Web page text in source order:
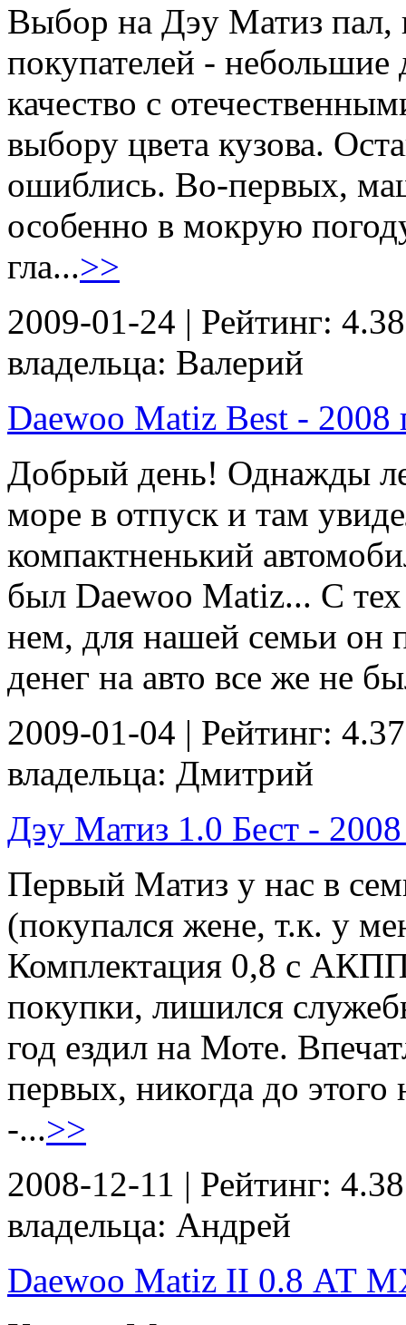
Выбор на Дэу Матиз пал,
покупателей - небольшие
качество с
выбору цвета кузова.
ошиблись. Во-первых,
особенно в мокрую
гла...>>
2009-01-24 | Рейтинг:
владельца: Валерий
Daewoo Matiz Best - 2008
Добрый день! Однажды
море в отпуск и там
компактненький
был Daewoo Matiz... C
нем, для нашей семьи он
денег на авто все же не
2009-01-04 | Рейтинг:
владельца: Дмитрий
Дэу Матиз 1.0 Бест - 2008
Первый Матиз у нас в
(покупался жене, т.к. у
Комплектация 0,8 с
покупки, лишился
год ездил на Моте.
первых, никогда до этого
-...>>
2008-12-11 | Рейтинг:
владельца: Андрей
Daewoo Matiz II 0.8 АТ